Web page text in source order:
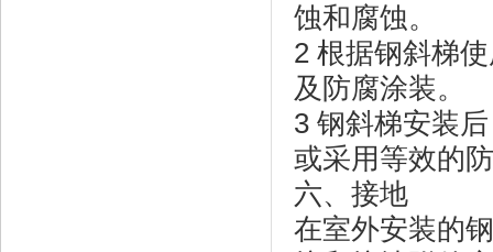
蚀和腐蚀。
2 根据钢斜梯
及防腐涂装。
3 钢斜梯安装
或采用等效的
六、接地
在室外安装的